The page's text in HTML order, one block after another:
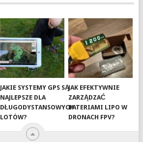
JAKIE SYSTEMY GPS SĄ
NAJLEPSZE DLA
DŁUGODYSTANSOWYCH
LOTÓW?
JAK EFEKTYWNIE
ZARZĄDZAĆ
BATERIAMI LIPO W
DRONACH FPV?